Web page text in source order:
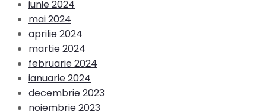
iunie 2024
mai 2024
aprilie 2024
martie 2024
februarie 2024
ianuarie 2024
decembrie 2023
noiembrie 2023